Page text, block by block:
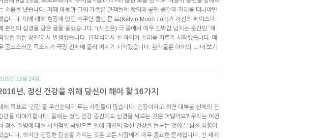
소음을 냈습니다. 자폐 아동과 그의 가족은 관객들의 항의에 공연 중간에 자리를 떠나야만
습니다. 이에 대해 현장에 있던 배우인 켈빈 문 로(Kelvin Moon Loh)가 자신의 페이스북
본인의 심경을 담은 글을 올렸습니다. “(사건은) 극 중에서 매우 긴박감 넘치는 순간인 ‘채
질을 하는 장면’에서 발생했습니다. 관객석에서 한 아이가 소리를 지르기 시작했습니다. 매
공포스러운 목소리가 극장 전체에 울려 펴지기 시작했습니다. 관객들은 아이의
→ 더 보기
년 12월 24일.
년, 정신 건강을 위해 당신이 해야 할 16가지
해 목표로 ‘건강’을 우선순위에 두는 사람들이 많습니다. 건강이라고 하면 대부분 신체의 건
만을 이야기합니다. 올해는 정신 건강 증진에도 신경을 써보는 것은 어떨까요? 우리는 여전
정신 질병에 대한 사회적인 낙인으로 인해 개인의 정신 건강을 돌보는 것에 무심한 경향이
습니다. 하지만 건강한 감정을 가지는 것은 모든 사람에게 매우 중요한 문제입니다. 전 세계